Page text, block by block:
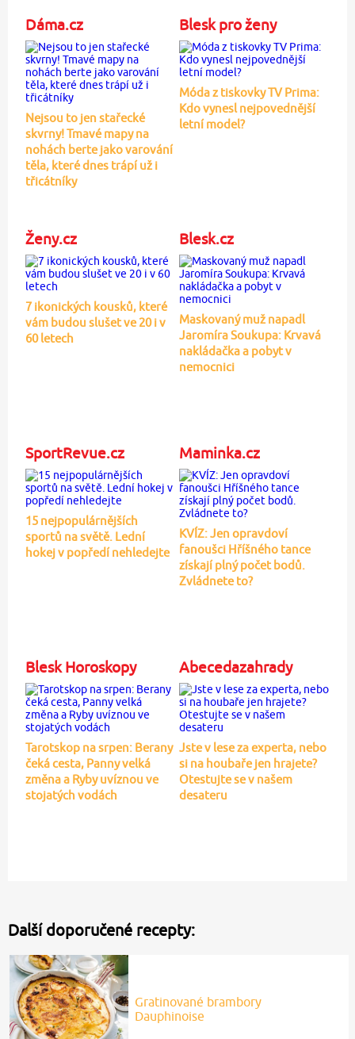
Dáma.cz
Nejsou to jen stařecké
skvrny! Tmavé mapy na
nohách berte jako varování
těla, které dnes trápí už i
třicátníky
Blesk pro ženy
Móda z tiskovky TV Prima:
Kdo vynesl nejpovednější
letní model?
Ženy.cz
7 ikonických kousků, které
vám budou slušet ve 20 i v
60 letech
Blesk.cz
Maskovaný muž napadl
Jaromíra Soukupa: Krvavá
nakládačka a pobyt v
nemocnici
SportRevue.cz
15 nejpopulárnějších
sportů na světě. Lední
hokej v popředí nehledejte
Maminka.cz
KVÍZ: Jen opravdoví
fanoušci Hříšného tance
získají plný počet bodů.
Zvládnete to?
Blesk Horoskopy
Tarotskop na srpen: Berany
čeká cesta, Panny velká
změna a Ryby uvíznou ve
stojatých vodách
Abecedazahrady
Jste v lese za experta, nebo
si na houbaře jen hrajete?
Otestujte se v našem
desateru
Další doporučené recepty:
Gratinované brambory
Dauphinoise